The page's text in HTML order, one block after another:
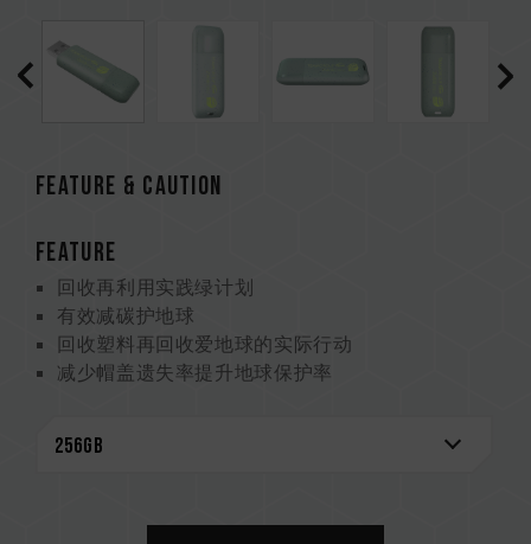
Feature & CAUTION
FEATURE
回收再利用实践绿计划
有效减碳护地球
回收塑料再回收爱地球的实际行动
减少帽盖遗失率提升地球保护率